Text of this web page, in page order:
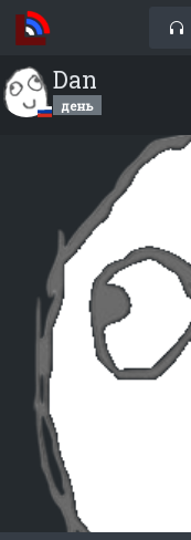
Dan
день